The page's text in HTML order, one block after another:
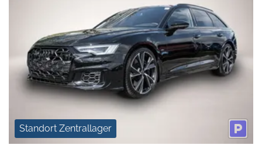
Standort Zentrallager